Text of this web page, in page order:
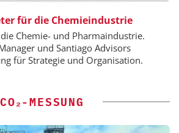
für die Chemieindustrie
Chemie- und Pharmaindustrie.
und Santiago Advisors
für Strategie und Organisation.
CO₂-MESSUNG